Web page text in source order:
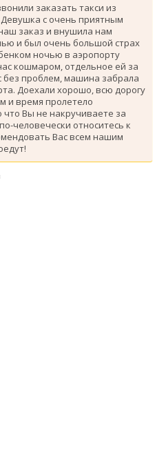
заказать такси из
с очень приятным
заказ и внушила нам
и был очень большой страх
ночью в аэропорту
кошмаром, отдельное ей за
без проблем, машина забрала
Доехали хорошо, всю дорогу
и время пролетело
Вы не накручиваете за
человечески относитесь к
Вас всем нашим